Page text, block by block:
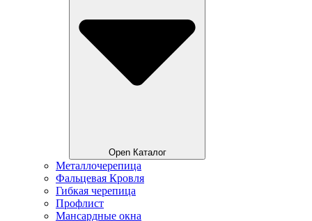
Open Каталог
Металлочерепица
Фальцевая Кровля
Гибкая черепица
Профлист
Мансардные окна